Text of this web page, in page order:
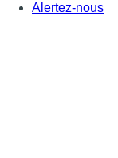
Alertez-nous